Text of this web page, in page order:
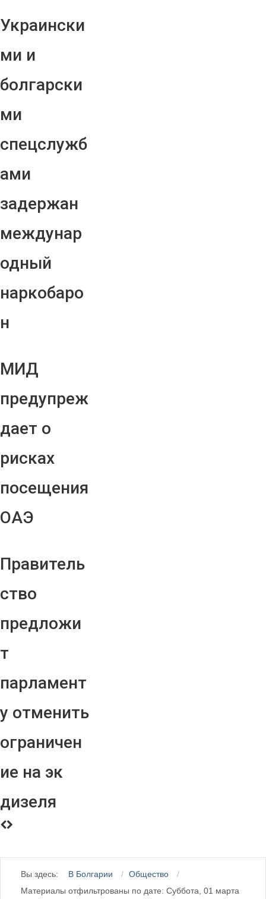
Украински
ми и
болгарски
ми
спецслужб
ами
задержан
междунар
одный
наркобаро
н
МИД
предупреж
дает о
рисках
посещения
ОАЭ
Правитель
ство
предложи
т
парламент
у отменить
ограничен
ие на эк
дизеля
Вы здесь: В Болгарии
Общество
Материалы отфильтрованы по дате: Суббота, 01 марта